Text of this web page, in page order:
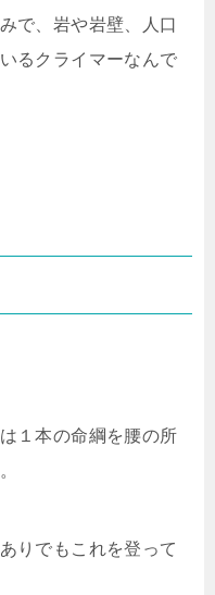
で、岩や岩壁、人口
るクライマーなんで
１本の命綱を腰の所
りでもこれを登って